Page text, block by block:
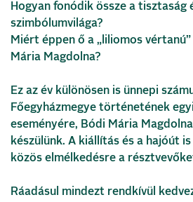
Hogyan fonódik össze a tisztaság
szimbólumvilága?
Miért éppen ő a „liliomos
Mária Magdolna?
Ez az év különösen is ünnepi
Főegyházmegye történetének
eseményére, Bódi Mária
készülünk. A kiállítás és a hajóút
közös elmélkedésre a
Ráadásul mindezt rendkívül